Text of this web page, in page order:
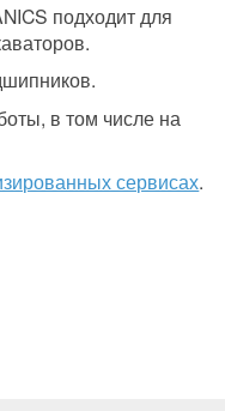
подходит для
в том числе на
сервисах.